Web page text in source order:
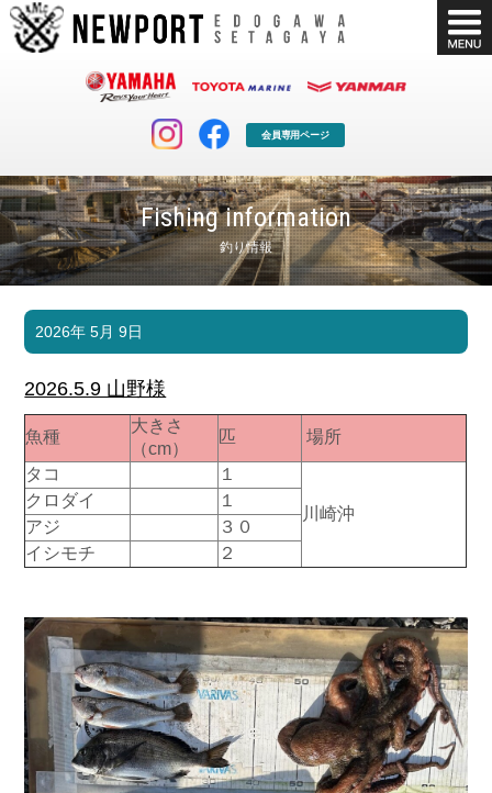
会員専用ページ
Fishing information
釣り情報
マリンクラブ
マリンライフを堪能したい！
ボート販売
ボート免許
長年の実績と信頼！
店舗情報 公式ブログ
お問い合わせ 会社概要
2026年 5月 9日
2026.5.9 山野様
魚種
大きさ
（cm）
匹
場所
タコ
１
川崎沖
クロダイ
１
アジ
３０
イシモチ
２